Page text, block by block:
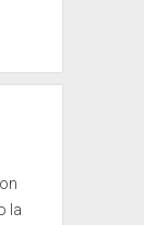
la